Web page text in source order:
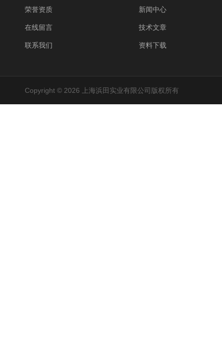
荣誉资质
在线留言
联系我们
新闻中心
技术文章
资料下载
Copyright © 2026 上海浜田实业有限公司版权所有